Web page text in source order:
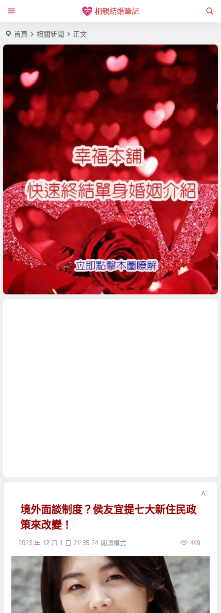
相親結婚筆記
首頁 相關新聞 正文
境外面談制度？侯友宜提七大新住民政
策來改變！
2023 年 12 月 1 日 21:35:24 449
閱讀模式